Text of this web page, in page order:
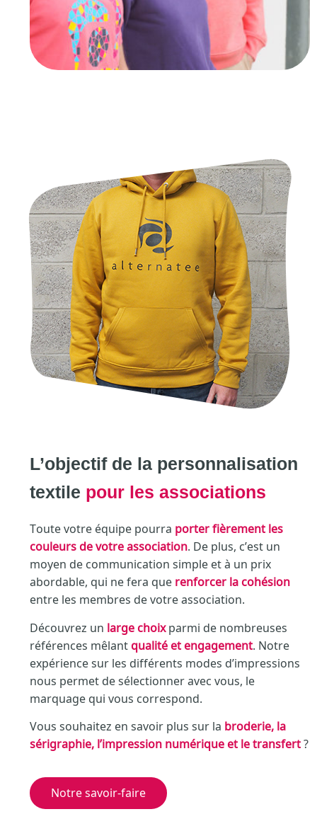
L’objectif de la personnalisation
textile pour les associations
Toute votre équipe pourra porter fièrement les
couleurs de votre association. De plus, c’est un
moyen de communication simple et à un prix
abordable, qui ne fera que renforcer la cohésion
entre les membres de votre association.
Découvrez un large choixparmi de nombreuses
références mêlantqualité et engagement. Notre
expérience sur les différents modes d’impressions
nous permet de sélectionner avec vous, le
marquage qui vous correspond.
Vous souhaitez en savoir plus sur la broderie, la
sérigraphie, l’impression numérique et le transfert?
Notre savoir-faire